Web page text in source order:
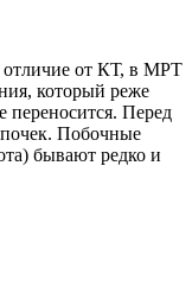
отличие от КТ, в МРТ
который реже
переносится. Перед
Побочные
бывают редко и